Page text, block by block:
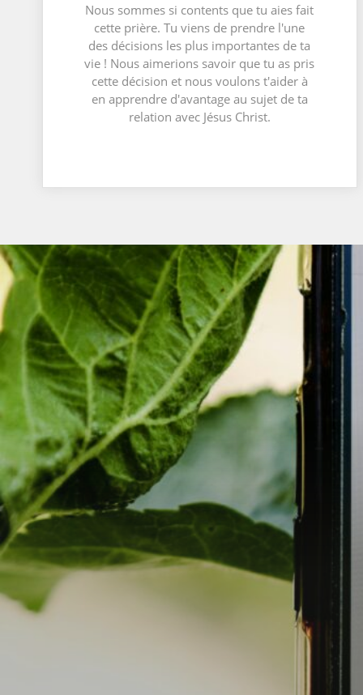
Nous sommes si contents que tu aies fait
cette prière. Tu viens de prendre l'une
des décisions les plus importantes de ta
vie ! Nous aimerions savoir que tu as pris
cette décision et nous voulons t'aider à
en apprendre d'avantage au sujet de ta
relation avec Jésus Christ.